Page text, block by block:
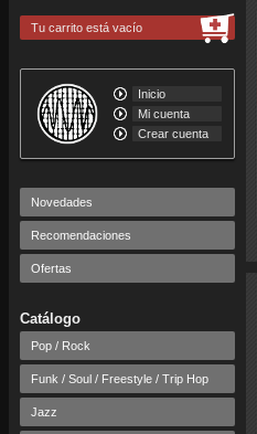
Tu carrito está vacío
Inicio
Mi cuenta
Crear cuenta
Novedades
Recomendaciones
Ofertas
Catálogo
Pop / Rock
Funk / Soul / Freestyle / Trip Hop
Jazz